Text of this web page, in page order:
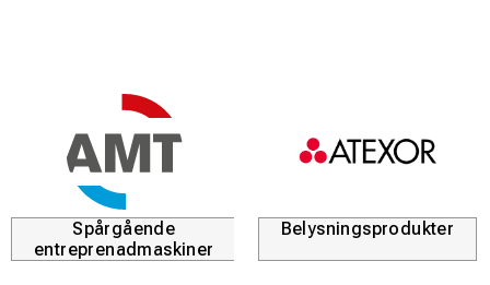
- Fram: vitt arbetsljus (dimbart)
- Bak: röd (fast sken)
- Axlar: Orange (blinkande på flera olika sätt)
Belysning: 4light fl exi-LED, Batteri: Powerbank 5V DC/2A,
8000mA (ingår)
Se även vårvattentäta ryggsäck med inbyggd LED både
Spårgående
entreprenadmaskiner
Belysningsprodukter